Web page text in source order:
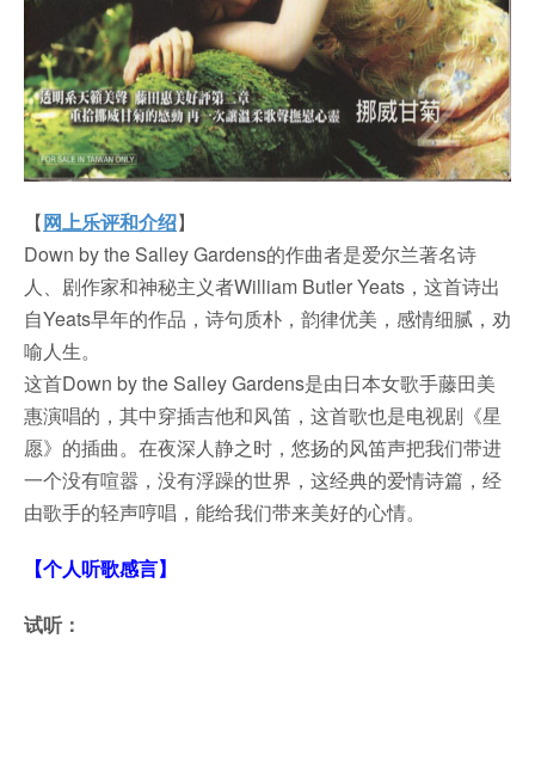
【网上乐评和介绍】
Down by the Salley Gardens的作曲者是爱尔兰著名诗
人、剧作家和神秘主义者William Butler Yeats，这首诗出
自Yeats早年的作品，诗句质朴，韵律优美，感情细腻，劝
喻人生。
这首Down by the Salley Gardens是由日本女歌手藤田美
惠演唱的，其中穿插吉他和风笛，这首歌也是电视剧《星
愿》的插曲。在夜深人静之时，悠扬的风笛声把我们带进
一个没有喧嚣，没有浮躁的世界，这经典的爱情诗篇，经
由歌手的轻声哼唱，能给我们带来美好的心情。
【个人听歌感言】
试听：